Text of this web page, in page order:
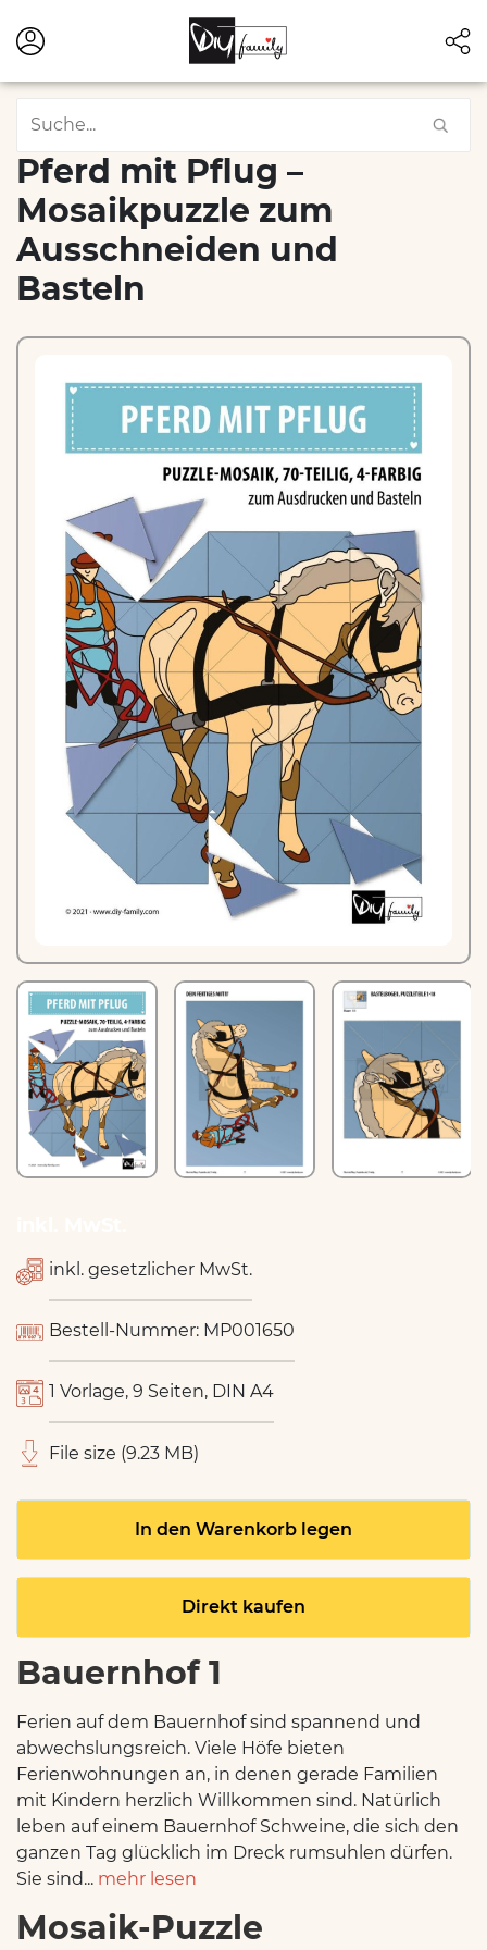
Pferd mit Pflug –
Mosaikpuzzle zum
Ausschneiden und
Basteln
inkl. gesetzlicher MwSt.
Bestell-Nummer: MP001650
1 Vorlage, 9 Seiten, DIN A4
File size (9.23 MB)
In den Warenkorb legen
Direkt kaufen
Bauernhof 1
Ferien auf dem Bauernhof sind spannend und
abwechslungsreich. Viele Höfe bieten
Ferienwohnungen an, in denen gerade Familien
mit Kindern herzlich Willkommen sind. Natürlich
leben auf einem Bauernhof Schweine, die sich den
ganzen Tag glücklich im Dreck rumsuhlen dürfen.
Sie sind... mehr lesen
Mosaik-Puzzle